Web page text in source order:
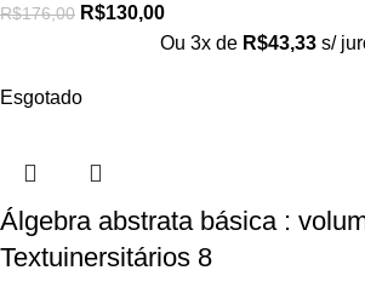
R$176,00 R$130,00
Ou 3x de R$43,33 s/
Esgotado
Álgebra abstrata básica :
Textuinersitários 8